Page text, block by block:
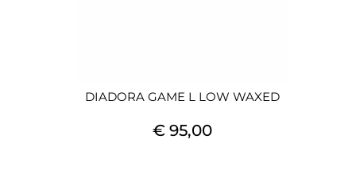
DIADORA GAME L LOW WAXED
€ 95,00